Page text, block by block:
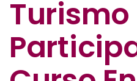
Turismo